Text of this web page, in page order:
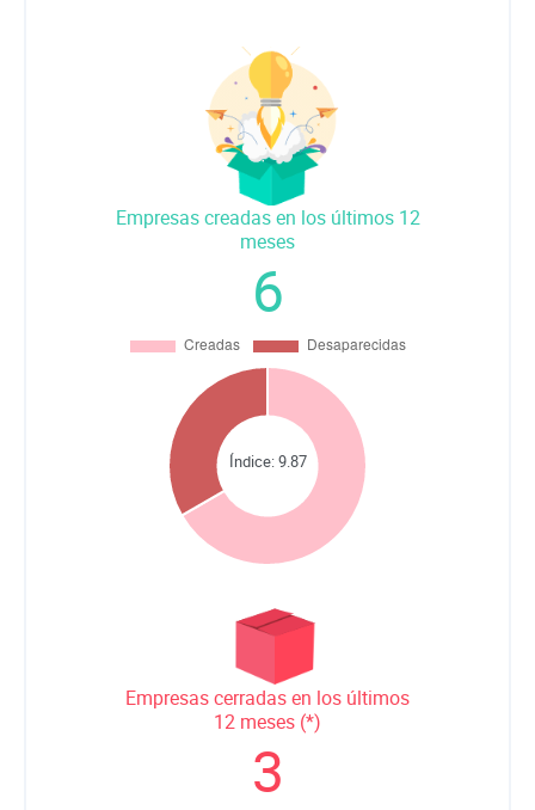
Empresas creadas en los últimos 12
meses
6
Índice:9.87
Empresas cerradas en los últimos
12 meses (*)
3